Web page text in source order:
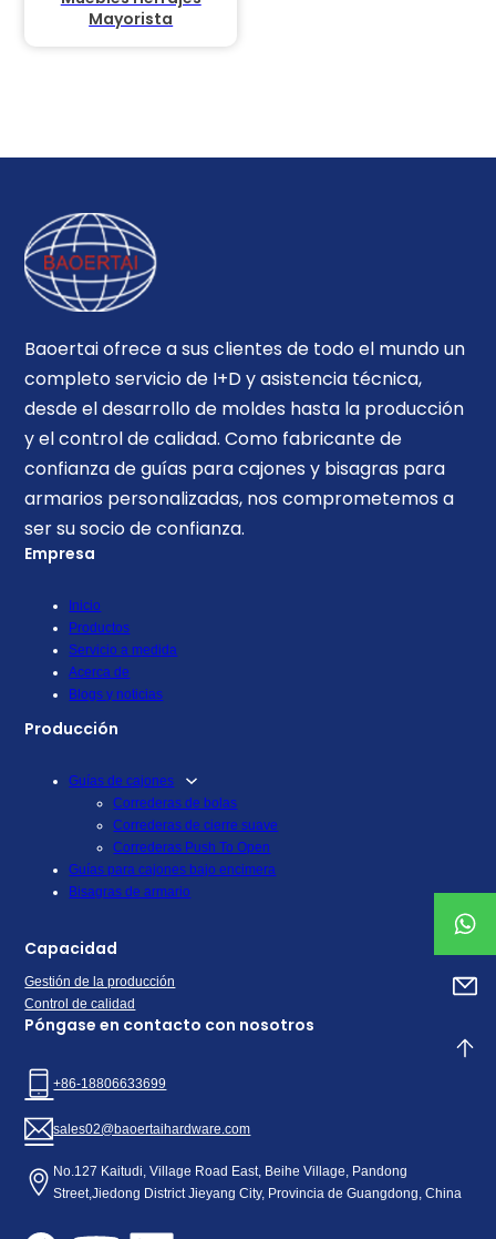
Mayorista
Baoertai ofrece a sus clientes de todo el mundo un
completo servicio de I+D y asistencia técnica,
desde el desarrollo de moldes hasta la producción
y el control de calidad. Como fabricante de
confianza de guías para cajones y bisagras para
armarios personalizadas, nos comprometemos a
ser su socio de confianza.
Empresa
Inicio
Productos
Servicio a medida
Acerca de
Blogs y noticias
Producción
Guías de cajones
Correderas de bolas
Correderas de cierre suave
Correderas Push To Open
Guías para cajones bajo encimera
Bisagras de armario
Capacidad
Gestión de la producción
Control de calidad
Póngase en contacto con nosotros
+86-18806633699
sales02@baoertaihardware.com
No.127 Kaitudi, Village Road East, Beihe Village, Pandong
Street,Jiedong District Jieyang City, Provincia de Guangdong, China